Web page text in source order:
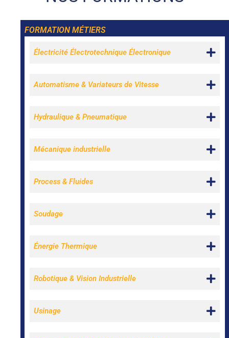
FORMATION MÉTIERS
Électricité Électrotechnique Électronique
Automatisme & Variateurs de Vitesse
Hydraulique & Pneumatique
Mécanique industrielle
Process & Fluides
Soudage
Énergie Thermique
Robotique & Vision Industrielle
Usinage